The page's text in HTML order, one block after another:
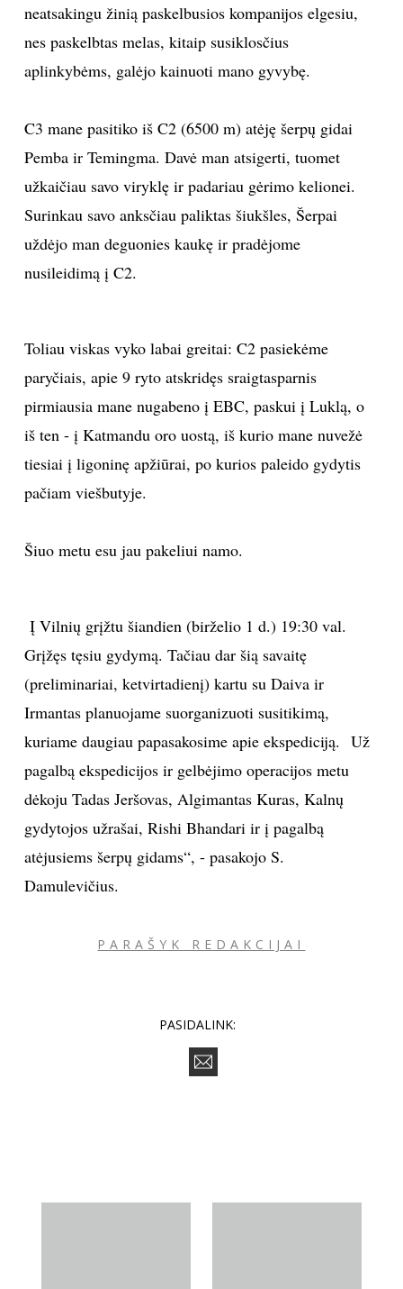
neatsakingu žinią paskelbusios kompanijos elgesiu,
nes paskelbtas melas, kitaip susiklosčius
aplinkybėms, galėjo kainuoti mano gyvybę.
C3 mane pasitiko iš C2 (6500 m) atėję šerpų gidai
Pemba ir Temingma. Davė man atsigerti, tuomet
užkaičiau savo viryklę ir padariau gėrimo kelionei.
Surinkau savo anksčiau paliktas šiukšles, Šerpai
uždėjo man deguonies kaukę ir pradėjome
nusileidimą į C2.
Toliau viskas vyko labai greitai: C2 pasiekėme
paryčiais, apie 9 ryto atskridęs sraigtasparnis
pirmiausia mane nugabeno į EBC, paskui į Luklą, o
iš ten - į Katmandu oro uostą, iš kurio mane nuvežė
tiesiai į ligoninę apžiūrai, po kurios paleido gydytis
pačiam viešbutyje.
Šiuo metu esu jau pakeliui namo.
Į Vilnių grįžtu šiandien (birželio 1 d.) 19:30 val.
Grįžęs tęsiu gydymą. Tačiau dar šią savaitę
(preliminariai, ketvirtadienį) kartu su Daiva ir
Irmantas planuojame suorganizuoti susitikimą,
kuriame daugiau papasakosime apie ekspediciją. Už
pagalbą ekspedicijos ir gelbėjimo operacijos metu
dėkoju Tadas Jeršovas, Algimantas Kuras, Kalnų
gydytojos užrašai, Rishi Bhandari ir į pagalbą
atėjusiems šerpų gidams“, - pasakojo S.
Damulevičius.
PARAŠYK REDAKCIJAI
PASIDALINK: